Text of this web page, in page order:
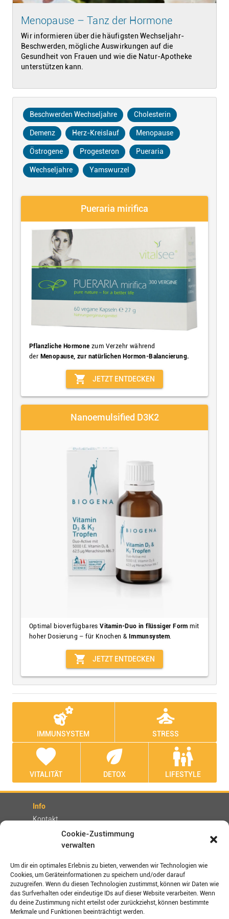
Cookie-Zustimmung
verwalten
Um dir ein optimales Erlebnis zu bieten, verwenden wir Technologien wie
Cookies, um Geräteinformationen zu speichern und/oder darauf
zuzugreifen. Wenn du diesen Technologien zustimmst, können wir Daten wie
das Surfverhalten oder eindeutige IDs auf dieser Website verarbeiten. Wenn
du deine Zustimmung nicht erteilst oder zurückziehst, können bestimmte
Merkmale und Funktionen beeinträchtigt werden.
Menopause – Tanz der Hormone
Wir informieren über die häufigsten Wechseljahr-
Beschwerden, mögliche Auswirkungen auf die
Gesundheit von Frauen und wie die Natur-Apotheke
unterstützen kann.
Beschwerden Wechseljahre Cholesterin
Demenz Herz-Kreislauf Menopause
Östrogene Progesteron Pueraria
Wechseljahre Yamswurzel
Pueraria mirifica
Pflanzliche Hormone zum Verzehr während
der Menopause, zur natürlichen Hormon-Balancierung.
shopping_cart JETZT ENTDECKEN
Nanoemulsified D3K2
Optimal bioverfügbaresVitamin-Duo in flüssiger Form mit
hoher Dosierung – für Knochen & Immunsystem.
shopping_cart JETZT ENTDECKEN
emoji_nature
IMMUNSYSTEM
self_improvement
STRESS
favorite
VITALITÄT
eco
DETOX
family_restroom
LIFESTYLE
Info
Kontakt
Rechtliches
Impressum
AGBs
Datenschutz / Disclaimer
Versand- und Zahlungsbedingungen